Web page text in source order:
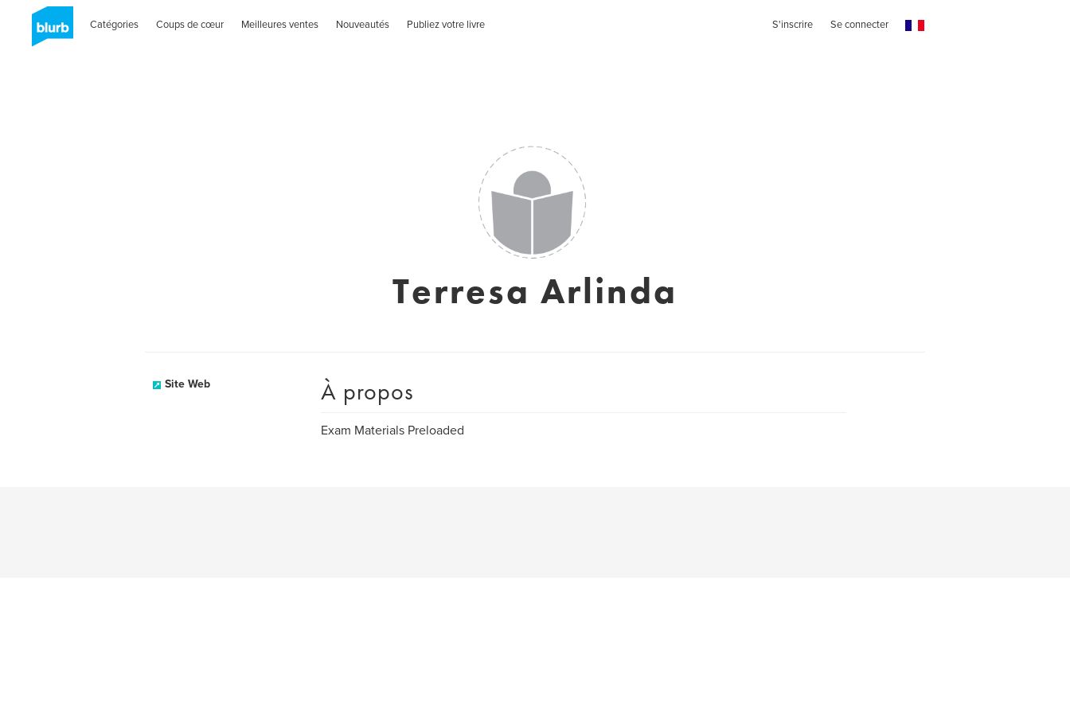
Catégories Coups de cœur Meilleures ventes Nouveautés Publiez votre livre S'inscrire Se connecter
Terresa Arlinda
Site Web À propos
Exam Materials Preloaded